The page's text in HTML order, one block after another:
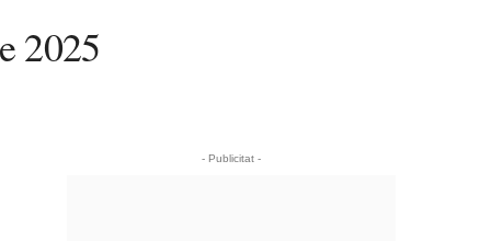
2025
- Publicitat -